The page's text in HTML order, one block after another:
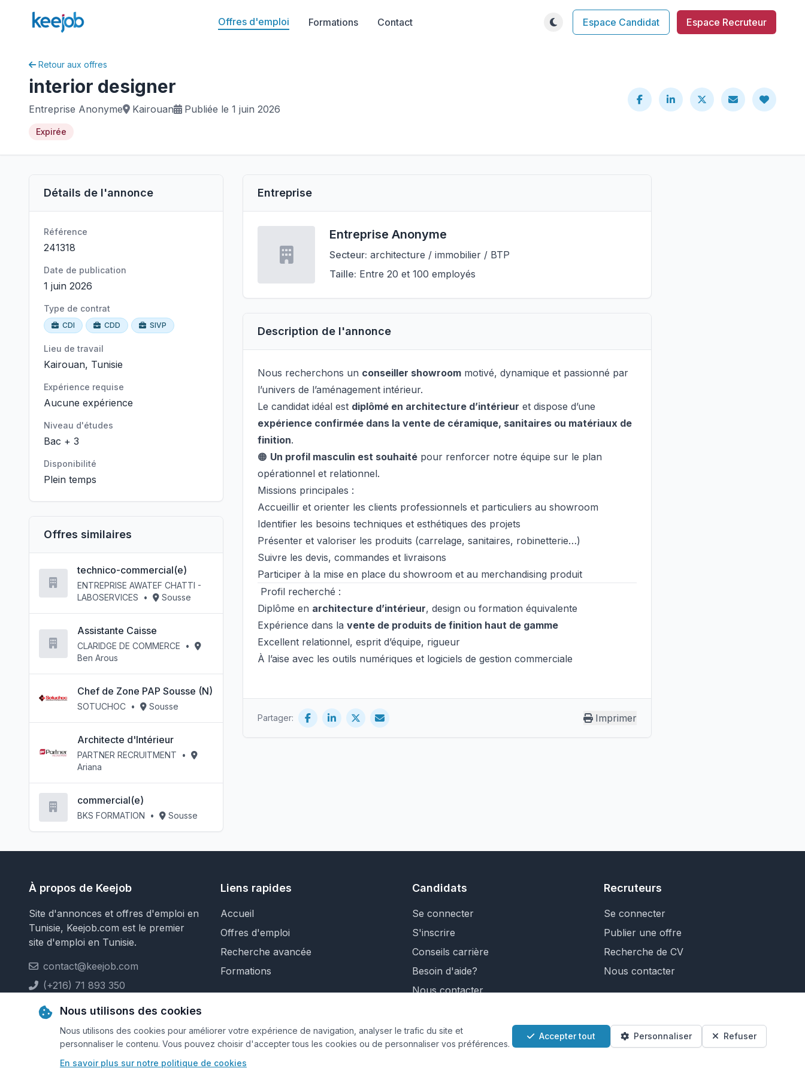
Offres d'emploi Formations Contact Espace Candidat Espace Recruteur
Retour aux offres
interior designer
Entreprise Anonyme Kairouan Publiée le 1 juin 2026
Expirée
Détails de l'annonce
Référence
241318
Date de publication
1 juin 2026
Type de contrat
CDI CDD SIVP
Lieu de travail
Kairouan, Tunisie
Expérience requise
Aucune expérience
Niveau d'études
Bac + 3
Disponibilité
Plein temps
Offres similaires
technico-commercial(e)
ENTREPRISE AWATEF CHATTI -
LABOSERVICES
• Sousse
Assistante Caisse
CLARIDGE DE COMMERCE
•
Ben Arous
Chef de Zone PAP Sousse (N)
SOTUCHOC • Sousse
Architecte d'Intérieur
PARTNER RECRUITMENT
•
Ariana
commercial(e)
BKS FORMATION • Sousse
Entreprise
Entreprise Anonyme
Secteur: architecture / immobilier / BTP
Taille: Entre 20 et 100 employés
Description de l'annonce
Nous recherchons un conseiller showroom motivé, dynamique et passionné par
l’univers de l’aménagement intérieur.
Le candidat idéal est diplômé en architecture d’intérieur et dispose d’une
expérience confirmée dans la vente de céramique, sanitaires ou matériaux de
finition.
🟠 Un profil masculin est souhaité pour renforcer notre équipe sur le plan
opérationnel et relationnel.
Missions principales :
Accueillir et orienter les clients professionnels et particuliers au showroom
Identifier les besoins techniques et esthétiques des projets
Présenter et valoriser les produits (carrelage, sanitaires, robinetterie…)
Suivre les devis, commandes et livraisons
Participer à la mise en place du showroom et au merchandising produit
Profil recherché :
Diplôme en architecture d’intérieur, design ou formation équivalente
Expérience dans lavente de produits de finition haut de gamme
Excellent relationnel, esprit d’équipe, rigueur
À l’aise avec les outils numériques et logiciels de gestion commerciale
Partager: Imprimer
À propos de Keejob
Site d'annonces et offres d'emploi en
Tunisie, Keejob.com est le premier
site d'emploi en Tunisie.
contact@keejob.com
(+216) 71 893 350
Liens rapides
Accueil
Offres d'emploi
Recherche avancée
Formations
Candidats
Se connecter
S'inscrire
Conseils carrière
Besoin d'aide?
Nous contacter
Recruteurs
Se connecter
Publier une offre
Recherche de CV
Nous contacter
© 2026 Keejob.com. Tous droits réservés.
Nous utilisons des cookies
Nous utilisons des cookies pour améliorer votre expérience de navigation, analyser le trafic du site et
personnaliser le contenu. Vous pouvez choisir d'accepter tous les cookies ou de personnaliser vos préférences.
En savoir plus sur notre politique de cookies
Accepter tout Personnaliser Refuser